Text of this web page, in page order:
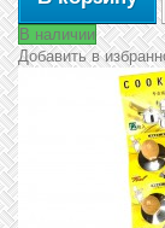
В наличии
Добавить в